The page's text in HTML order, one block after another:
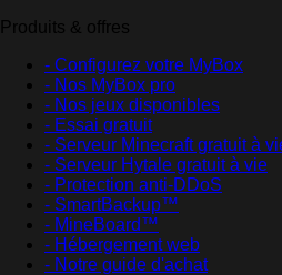
Produits & offres
- Configurez votre MyBox
- Nos MyBox pro
- Nos jeux disponibles
- Essai gratuit
- Serveur Minecraft gratuit à
- Serveur Hytale gratuit à vie
- Protection anti-DDoS
- SmartBackup™
- MineBoard™
- Hébergement web
- Notre guide d'achat